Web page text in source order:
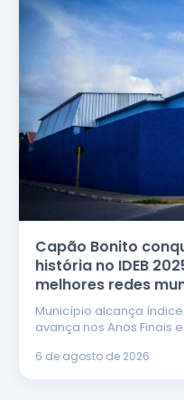
Capão Bonito
história no IDEB
melhores redes
Município alcança
avança nos Anos Finais
6 de agosto de 2026